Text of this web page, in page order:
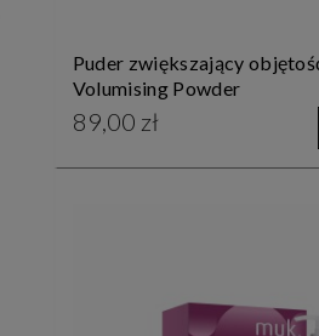
Puder zwiększający
Volumising Powder
89,00 zł